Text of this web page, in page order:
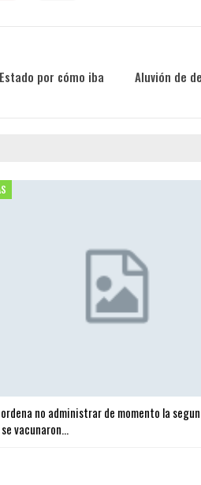
por cómo iba
Aluvión de
no administrar de momento la
vacunaron…